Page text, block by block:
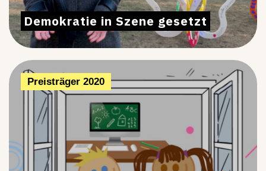
Demokratie in Szene gesetzt
Preisträger 2020